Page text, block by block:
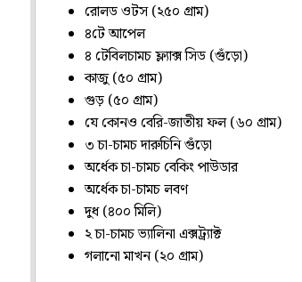
রোলড ওটস (২৫০ গ্রাম)
৪টে আপেল
৪ টেবিলচামচ ফ্ল্যাক্স সিড (গুঁড়ো)
কাজু (৫০ গ্রাম)
গুড় (৫০ গ্রাম)
যে কোনও বেরি-জাতীয় ফল (৬০ গ্রাম)
৩ চা-চামচ দারুচিনি গুঁড়ো
অর্ধেক চা-চামচ বেকিং পাউডার
অর্ধেক চা-চামচ লবণ
দুধ (৪০০ মিলি)
২ চা-চামচ ভ্যালিনা এক্সট্র্যাক্ট
গলানো মাখন (২০ গ্রাম)